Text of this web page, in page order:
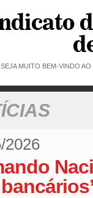
SEJA MUITO BEM-VINDO
2026